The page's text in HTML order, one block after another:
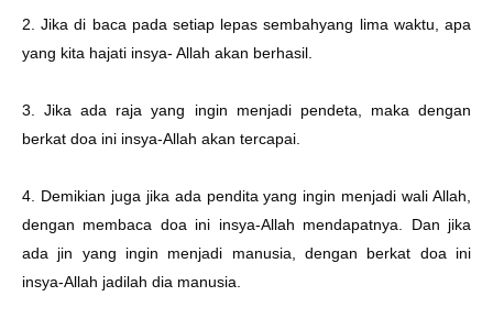
2. Jika di baca pada setiap lepas sembahyang lima waktu, apa
yang kita hajati insya- Allah akan berhasil.
3. Jika ada raja yang ingin menjadi pendeta, maka dengan
berkat doa ini insya-Allah akan tercapai.
4. Demikian juga jika ada pendita yang ingin menjadi wali Allah,
dengan membaca doa ini insya-Allah mendapatnya. Dan jika
ada jin yang ingin menjadi manusia, dengan berkat doa ini
insya-Allah jadilah dia manusia.